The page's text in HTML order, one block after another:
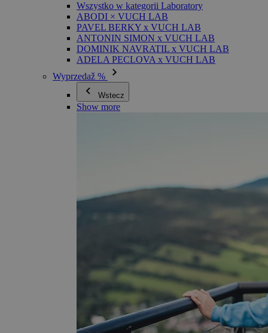
Wszystko w kategorii Laboratory
ABODI × VUCH LAB
PAVEL BERKY x VUCH LAB
ANTONIN SIMON x VUCH LAB
DOMINIK NAVRATIL x VUCH LAB
ADELA PECLOVA x VUCH LAB
Wyprzedaž %
Wstecz
Show more